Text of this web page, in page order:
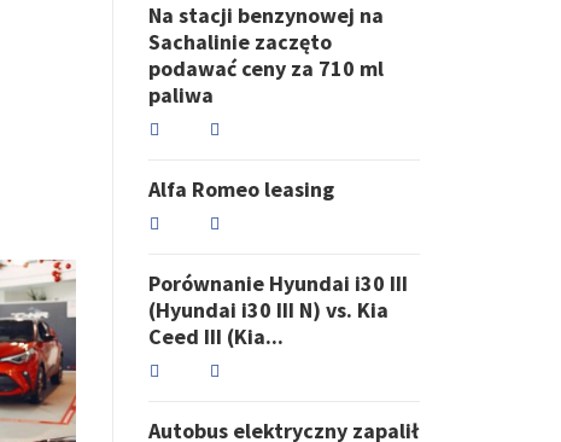
Na stacji benzynowej na
Sachalinie zaczęto
podawać ceny za 710 ml
paliwa
Alfa Romeo leasing
Porównanie Hyundai i30 III
(Hyundai i30 III N) vs. Kia
Ceed III (Kia...
Autobus elektryczny zapalił